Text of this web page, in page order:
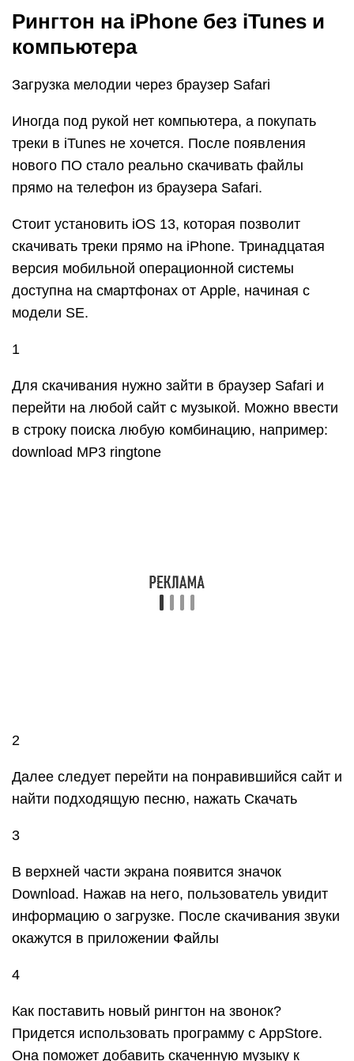
Рингтон на iPhone без iTunes и
компьютера
Загрузка мелодии через браузер Safari
Иногда под рукой нет компьютера, а покупать
треки в iTunes не хочется. После появления
нового ПО стало реально скачивать файлы
прямо на телефон из браузера Safari.
Стоит установить iOS 13, которая позволит
скачивать треки прямо на iPhone. Тринадцатая
версия мобильной операционной системы
доступна на смартфонах от Apple, начиная с
модели SE.
1
Для скачивания нужно зайти в браузер Safari и
перейти на любой сайт с музыкой. Можно ввести
в строку поиска любую комбинацию, например:
download MP3 ringtone
Придется использовать программу с AppStore.
Она поможет добавить скаченную музыку к
Приложение GarageBand
Запись на аудиорекордер в GarageBand
GarageBand — виртуальная музыкальная студия
даже есть возможность записывать музыку,
используя музыкальные инструменты: пианино,
гитара, барабаны и синтезаторы. СКАЧАТЬ